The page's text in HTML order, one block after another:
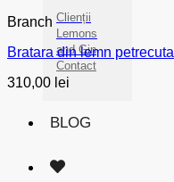
Clienții
Lemons
and Gin
Contact
BLOG
Branch
Bratara din lemn petrecuta
310,00 lei